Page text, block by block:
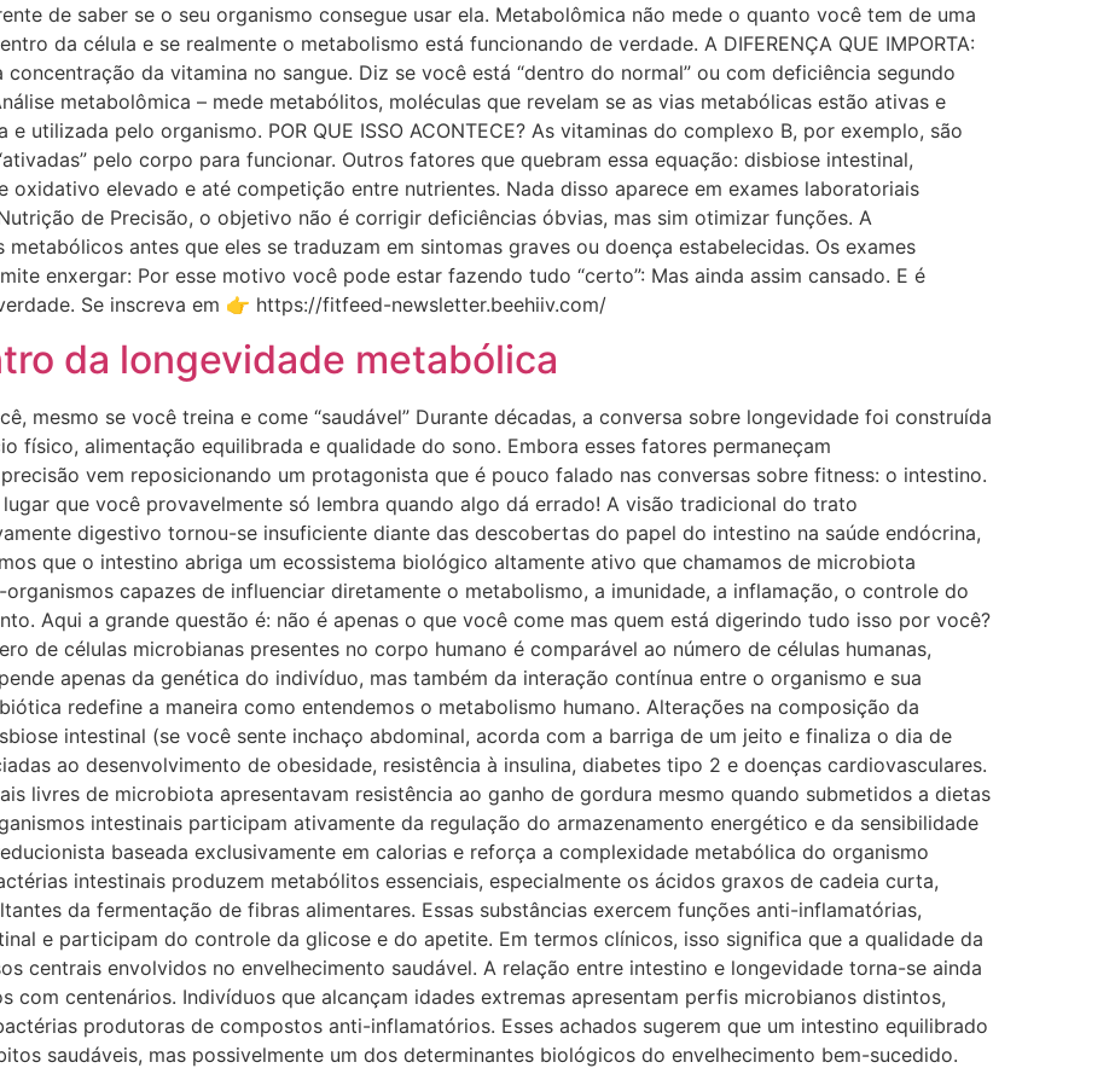
de saber se o seu organismo consegue usar ela. Metabolômica não mede o quanto você tem de uma
da célula e se realmente o metabolismo está funcionando de verdade. A DIFERENÇA QUE IMPORTA:
da vitamina no sangue. Diz se você está “dentro do normal” ou com deficiência segundo
metabolômica – mede metabólitos, moléculas que revelam se as vias metabólicas estão ativas e
utilizada pelo organismo. POR QUE ISSO ACONTECE? As vitaminas do complexo B, por exemplo, são
pelo corpo para funcionar. Outros fatores que quebram essa equação: disbiose intestinal,
oxidativo elevado e até competição entre nutrientes. Nada disso aparece em exames laboratoriais
de Precisão, o objetivo não é corrigir deficiências óbvias, mas sim otimizar funções. A
antes que eles se traduzam em sintomas graves ou doença estabelecidas. Os exames
enxergar: Por esse motivo você pode estar fazendo tudo “certo”: Mas ainda assim cansado. E é
Se inscreva em 👉 https://fitfeed-newsletter.beehiiv.com/
da longevidade metabólica
mesmo se você treina e come “saudável” Durante décadas, a conversa sobre longevidade foi construída
físico, alimentação equilibrada e qualidade do sono. Embora esses fatores permaneçam
vem reposicionando um protagonista que é pouco falado nas conversas sobre fitness: o intestino.
que você provavelmente só lembra quando algo dá errado! A visão tradicional do trato
digestivo tornou-se insuficiente diante das descobertas do papel do intestino na saúde endócrina,
que o intestino abriga um ecossistema biológico altamente ativo que chamamos de microbiota
capazes de influenciar diretamente o metabolismo, a imunidade, a inflamação, o controle do
Aqui a grande questão é: não é apenas o que você come mas quem está digerindo tudo isso por você?
de células microbianas presentes no corpo humano é comparável ao número de células humanas,
apenas da genética do indivíduo, mas também da interação contínua entre o organismo e sua
redefine a maneira como entendemos o metabolismo humano. Alterações na composição da
intestinal (se você sente inchaço abdominal, acorda com a barriga de um jeito e finaliza o dia de
ao desenvolvimento de obesidade, resistência à insulina, diabetes tipo 2 e doenças cardiovasculares.
livres de microbiota apresentavam resistência ao ganho de gordura mesmo quando submetidos a dietas
intestinais participam ativamente da regulação do armazenamento energético e da sensibilidade
baseada exclusivamente em calorias e reforça a complexidade metabólica do organismo
intestinais produzem metabólitos essenciais, especialmente os ácidos graxos de cadeia curta,
da fermentação de fibras alimentares. Essas substâncias exercem funções anti-inflamatórias,
e participam do controle da glicose e do apetite. Em termos clínicos, isso significa que a qualidade da
centrais envolvidos no envelhecimento saudável. A relação entre intestino e longevidade torna-se ainda
com centenários. Indivíduos que alcançam idades extremas apresentam perfis microbianos distintos,
produtoras de compostos anti-inflamatórios. Esses achados sugerem que um intestino equilibrado
saudáveis, mas possivelmente um dos determinantes biológicos do envelhecimento bem-sucedido.